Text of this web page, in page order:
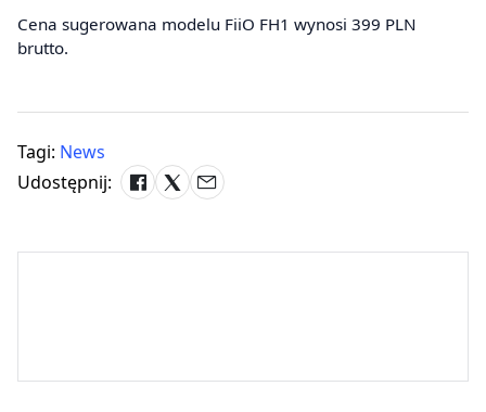
Cena sugerowana modelu FiiO FH1 wynosi 399 PLN
brutto.
Tagi: News
Udostępnij: